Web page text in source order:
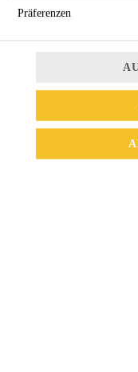
Präferenzen